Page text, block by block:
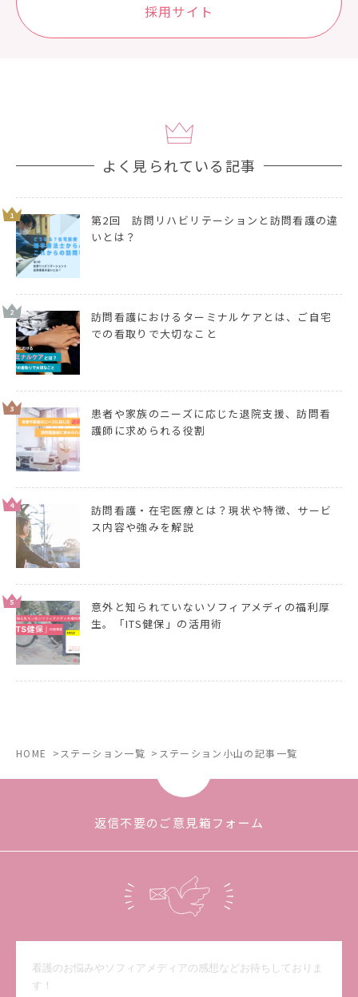
採⽤サイト
よく見られている記事
1
第2回 訪問リハビリテーションと訪問看護の違
いとは？
2
訪問看護におけるターミナルケアとは、ご自宅
での看取りで大切なこと
3
患者や家族のニーズに応じた退院支援、訪問看
護師に求められる役割
4
訪問看護・在宅医療とは？現状や特徴、サービ
ス内容や強みを解説
5
意外と知られていないソフィアメディの福利厚
生。「ITS健保」の活用術
HOME ステーション一覧 ステーション小山の記事一覧
返信不要のご意見箱フォーム